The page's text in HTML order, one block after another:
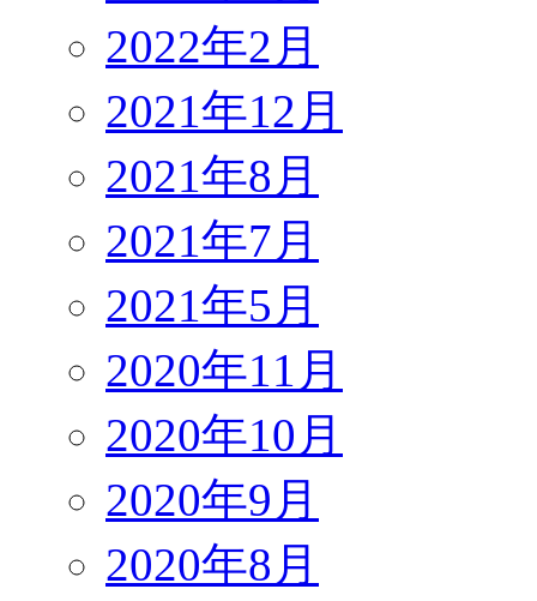
2022年2月
2021年12月
2021年8月
2021年7月
2021年5月
2020年11月
2020年10月
2020年9月
2020年8月